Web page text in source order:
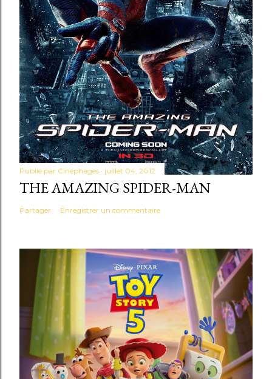
Publié par Cinéphages juillet 04, 2012
THE AMAZING SPIDER-MAN
Partager Enregistrer un commentaire